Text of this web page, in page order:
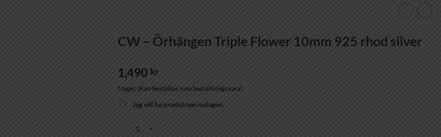
CW – Örhängen Triple Flower 10mm 925 rhod silver
1,490 kr
I lager (Kan beställas som beställningsvara)
Jag vill ha produkten inslagen.